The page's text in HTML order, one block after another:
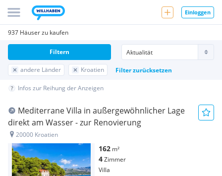
Einloggen
937 Häuser zu kaufen
andere Länder Kroatien Filter zurücksetzen
Filtern
Infos zur Reihung der Anzeigen
Mediterrane Villa in außergewöhnlicher Lage
direkt am Wasser - zur Renovierung
20000 Kroatien
162 m²
4Zimmer
Villa